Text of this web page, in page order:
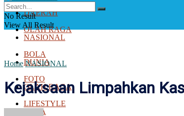
DUNIA
OLAH RAGA
BOLA
FOTO
LIFESTYLE
DAERAH
NASIONAL
DUNIA
OLAH RAGA
BOLA
No Result
View All Result
Home NASIONAL
Kejaksaan Limpahkan